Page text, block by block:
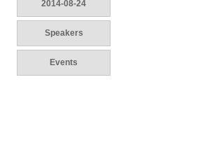
2014-08-24
Speakers
Events